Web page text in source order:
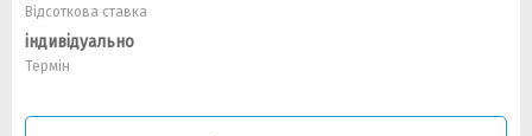
Відсоткова ставка
індивідуально
Термін